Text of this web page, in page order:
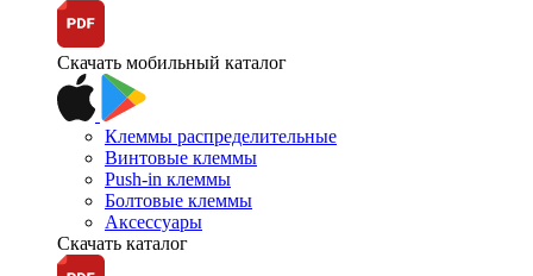
Скачать мобильный каталог
Клеммы распределительные
Винтовые клеммы
Push-in клеммы
Болтовые клеммы
Аксессуары
Скачать каталог